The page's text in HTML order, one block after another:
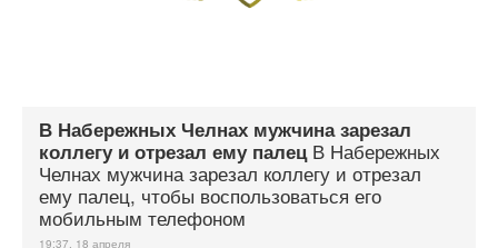
В Набережных Челнах мужчина зарезал
коллегу и отрезал ему палец В Набережных
Челнах мужчина зарезал коллегу и отрезал
ему палец, чтобы воспользоваться его
мобильным телефоном
19:37, 18 апреля